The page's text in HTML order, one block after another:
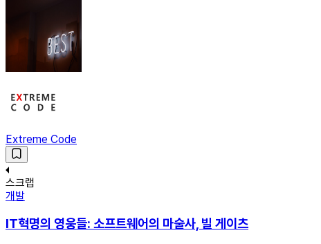
Extreme Code
스크랩
개발
IT혁명의 영웅들: 소프트웨어의 마술사, 빌 게이츠